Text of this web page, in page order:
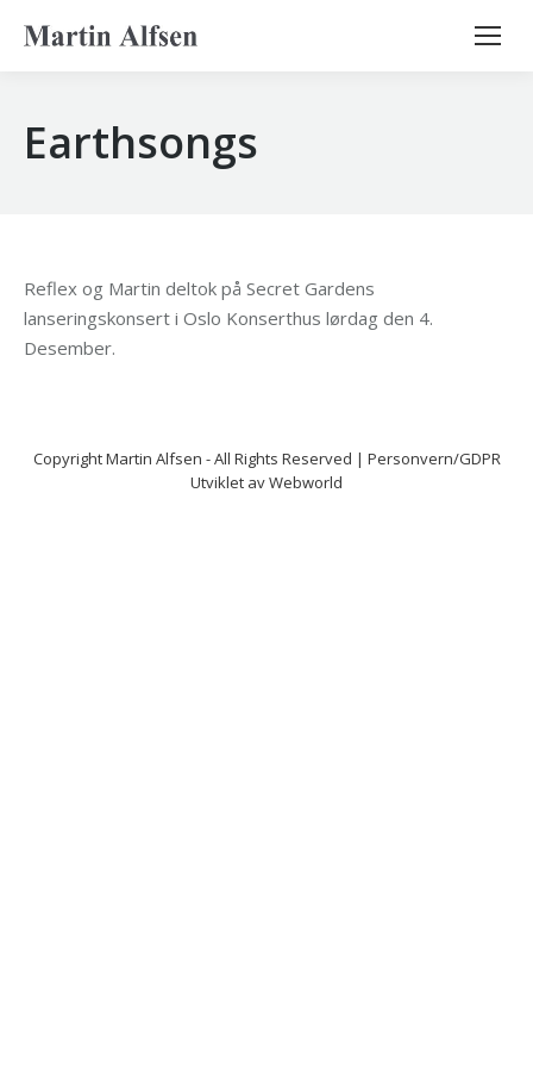
Search:
Earthsongs
Reflex og Martin deltok på Secret Gardens
lanseringskonsert i Oslo Konserthus lørdag den 4.
Desember.
CopyrightMartin Alfsen - All Rights Reserved | Personvern/GDPR
Utviklet avWebworld